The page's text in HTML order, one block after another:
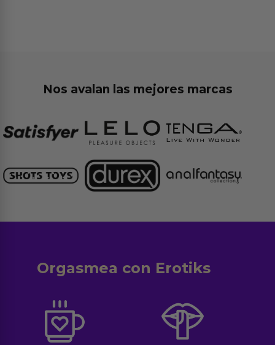
Nos avalan las mejores marcas
Orgasmea con Erotiks